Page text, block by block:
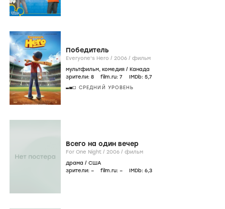
Победитель
Everyone's Hero / 2006 / фильм
мультфильм, комедия / Канада
зрители: 8 film.ru: 7 IMDb: 5,7
СРЕДНИЙ УРОВЕНЬ
Всего на один вечер
For One Night / 2006 / фильм
драма / США
зрители: – film.ru: – IMDb: 6,3